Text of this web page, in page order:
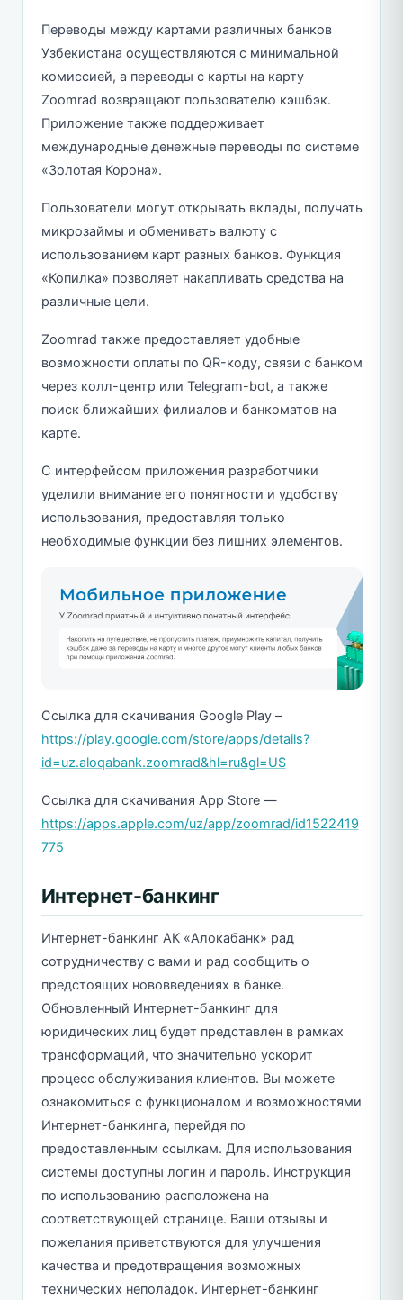
Переводы между картами различных банков
Узбекистана осуществляются с минимальной
комиссией, а переводы с карты на карту
Zoomrad возвращают пользователю кэшбэк.
Приложение также поддерживает
международные денежные переводы по системе
«Золотая Корона».
Пользователи могут открывать вклады, получать
микрозаймы и обменивать валюту с
использованием карт разных банков. Функция
«Копилка» позволяет накапливать средства на
различные цели.
Zoomrad также предоставляет удобные
возможности оплаты по QR-коду, связи с банком
через колл-центр или Telegram-bot, а также
поиск ближайших филиалов и банкоматов на
карте.
С интерфейсом приложения разработчики
уделили внимание его понятности и удобству
использования, предоставляя только
необходимые функции без лишних элементов.
Ссылка для скачивания Google Play –
https://play.google.com/store/apps/details?
id=uz.aloqabank.zoomrad&hl=ru&gl=US
Ссылка для скачивания App Store —
https://apps.apple.com/uz/app/zoomrad/id1522419
775
Интернет-банкинг
Интернет-банкинг АК «Алокабанк» рад
сотрудничеству с вами и рад сообщить о
предстоящих нововведениях в банке.
Обновленный Интернет-банкинг для
юридических лиц будет представлен в рамках
трансформаций, что значительно ускорит
процесс обслуживания клиентов. Вы можете
ознакомиться с функционалом и возможностями
Интернет-банкинга, перейдя по
предоставленным ссылкам. Для использования
системы доступны логин и пароль. Инструкция
по использованию расположена на
соответствующей странице. Ваши отзывы и
пожелания приветствуются для улучшения
качества и предотвращения возможных
технических неполадок. Интернет-банкинг